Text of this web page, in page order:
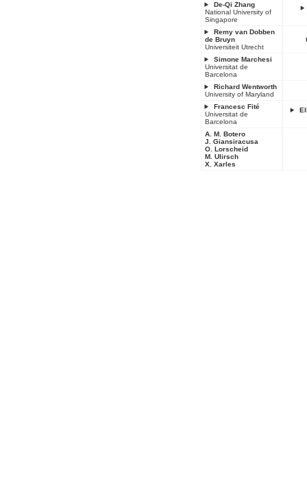
De-Qi Zhang
National University of
Singapore
Remy van Dobben
de Bruyn
Universiteit Utrecht
Simone Marchesi
Universitat de
Barcelona
Richard Wentworth
University of Maryland
Francesc Fité
Universitat de
Barcelona
A. M. Botero
J. Giansiracusa
O. Lorscheid
M. Ulirsch
X. Xarles